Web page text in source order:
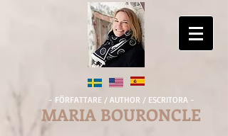
- FÖRFATTARE / AUTHOR / ESCRITORA -
MARIA BOURONCLE